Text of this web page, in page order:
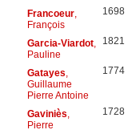
Francoeur,
François
1698
Garcia-Viardot,
Pauline
1821
Gatayes
Guillaume
Pierre Antoine
1774
Gaviniès
Pierre
1728